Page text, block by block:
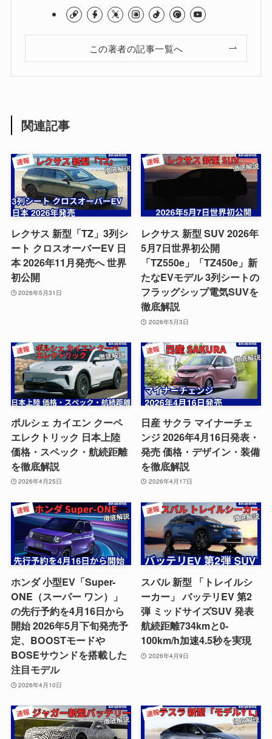
この著者の記事一覧へ
関連記事
レクサス 新型「TZ」3列シ
ート クロスオーバーEV 日
本 2026年11月発売へ 世界
初公開
2026年5月31日
レクサス 新型 SUV 2026年
5月7日世界初公開
「TZ550e」「TZ450e」新
たなEVモデル 3列シートの
フラッグシップ電気SUVを
徹底解説
2026年5月3日
ポルシェ カイエン クーペ
エレクトリック 日本上陸
価格・スペック・航続距離
を徹底解説
2026年4月25日
日産 サクラ マイナーチェ
ンジ 2026年4月16日発表・
発売 価格・デザイン・装備
を徹底解説
2026年4月17日
ホンダ 小型EV「Super-
ONE（スーパー ワン）」
の先行予約を4月16日から
開始 2026年5月下旬発売予
定、BOOSTモードや
BOSEサウンドを搭載した
注目モデル
2026年4月10日
スバル 新型 「トレイルシ
ーカー」 バッテリEV 第2
弾 ミッドサイズSUV 発表
航続距離734kmと0-
100km/h加速4.5秒を実現
2026年4月9日